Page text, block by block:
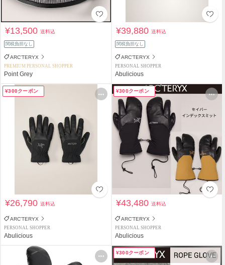
¥13,500送料込
関税負担なし
ARC'TERYX
PREMIUM PERSONAL SHOPPER
Point Grey
¥39,880送料込
関税負担なし
ARC'TERYX
PERSONAL SHOPPER
Abulicious
¥300クーポン
¥26,790送料込
ARC'TERYX
PERSONAL SHOPPER
Abulicious
¥300クーポン
¥43,480送料込
ARC'TERYX
PERSONAL SHOPPER
Abulicious
¥300クーポン